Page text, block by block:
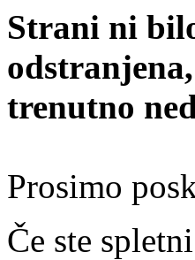
Strani ni
trenutno
Prosimo
Če ste